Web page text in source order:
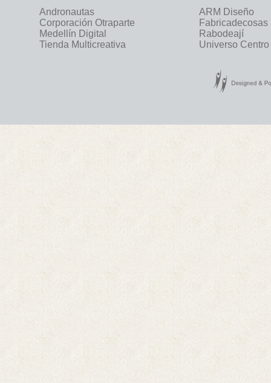
Andronautas
ARM Diseño
Corporación Otraparte
Fabricadecosas
Medellín Digital
Rabodeají
Tienda Multicreativa
Universo Centro